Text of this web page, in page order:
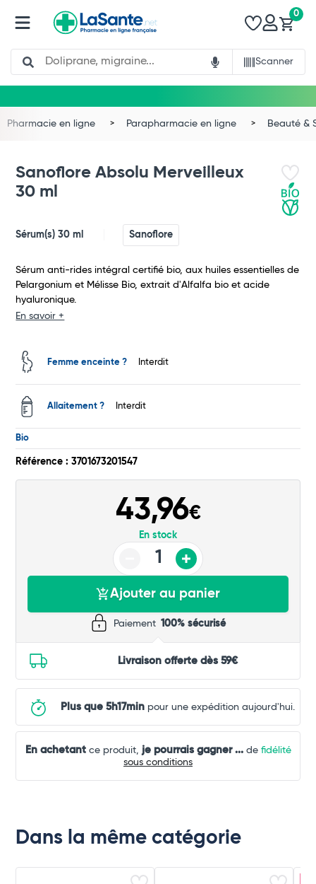
Search
Scanner
0
Commander
Pharmacie en ligne Parapharmacie en ligne Beauté &
Sanoflore Absolu Merveilleux
30 ml
Sérum(s) 30 ml Sanoflore
Sérum anti-rides intégral certifié bio, aux huiles essentielles de
Pelargonium et Mélisse Bio, extrait d'Alfalfa bio et acide
hyaluronique.
En savoir +
Femme enceinte ? Interdit
Allaitement ? Interdit
Bio
Référence : 3701673201547
43,96€
En stock
Ajouter au panier
Paiement 100% sécurisé
Livraison offerte dès 59€
Plus que 5h17min pour une expédition aujourd'hui.
En achetantce produit, je pourrais gagner ...de fidélité
sous conditions
Dans la même catégorie